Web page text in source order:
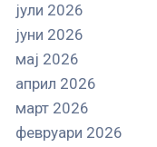
јули 2026
јуни 2026
мај 2026
април 2026
март 2026
февруари 2026